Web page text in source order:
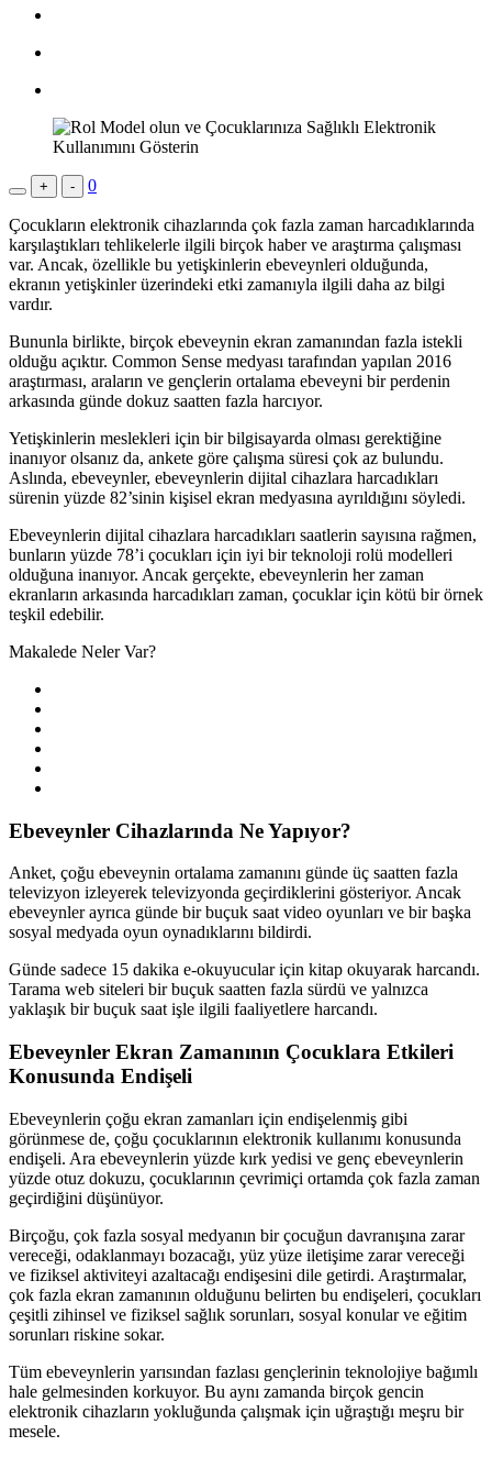
+ - 0
Çocukların elektronik cihazlarında çok fazla zaman harcadıklarında
karşılaştıkları tehlikelerle ilgili birçok haber ve araştırma çalışması
var. Ancak, özellikle bu yetişkinlerin ebeveynleri olduğunda,
ekranın yetişkinler üzerindeki etki zamanıyla ilgili daha az bilgi
vardır.
Bununla birlikte, birçok ebeveynin ekran zamanından fazla istekli
olduğu açıktır. Common Sense medyası tarafından yapılan 2016
araştırması, araların ve gençlerin ortalama ebeveyni bir perdenin
arkasında günde dokuz saatten fazla harcıyor.
Yetişkinlerin meslekleri için bir bilgisayarda olması gerektiğine
inanıyor olsanız da, ankete göre çalışma süresi çok az bulundu.
Aslında, ebeveynler, ebeveynlerin dijital cihazlara harcadıkları
sürenin yüzde 82’sinin kişisel ekran medyasına ayrıldığını söyledi.
Ebeveynlerin dijital cihazlara harcadıkları saatlerin sayısına rağmen,
bunların yüzde 78’i çocukları için iyi bir teknoloji rolü modelleri
olduğuna inanıyor. Ancak gerçekte, ebeveynlerin her zaman
ekranların arkasında harcadıkları zaman, çocuklar için kötü bir örnek
teşkil edebilir.
Makalede Neler Var?
Ebeveynler Cihazlarında Ne Yapıyor?
Anket, çoğu ebeveynin ortalama zamanını günde üç saatten fazla
televizyon izleyerek televizyonda geçirdiklerini gösteriyor. Ancak
ebeveynler ayrıca günde bir buçuk saat video oyunları ve bir başka
sosyal medyada oyun oynadıklarını bildirdi.
Günde sadece 15 dakika e-okuyucular için kitap okuyarak harcandı.
Tarama web siteleri bir buçuk saatten fazla sürdü ve yalnızca
yaklaşık bir buçuk saat işle ilgili faaliyetlere harcandı.
Ebeveynler Ekran Zamanının Çocuklara Etkileri
Konusunda Endişeli
Ebeveynlerin çoğu ekran zamanları için endişelenmiş gibi
görünmese de, çoğu çocuklarının elektronik kullanımı konusunda
endişeli. Ara ebeveynlerin yüzde kırk yedisi ve genç ebeveynlerin
yüzde otuz dokuzu, çocuklarının çevrimiçi ortamda çok fazla zaman
geçirdiğini düşünüyor.
Birçoğu, çok fazla sosyal medyanın bir çocuğun davranışına zarar
vereceği, odaklanmayı bozacağı, yüz yüze iletişime zarar vereceği
ve fiziksel aktiviteyi azaltacağı endişesini dile getirdi. Araştırmalar,
çok fazla ekran zamanının olduğunu belirten bu endişeleri, çocukları
çeşitli zihinsel ve fiziksel sağlık sorunları, sosyal konular ve eğitim
sorunları riskine sokar.
Tüm ebeveynlerin yarısından fazlası gençlerinin teknolojiye bağımlı
hale gelmesinden korkuyor. Bu aynı zamanda birçok gencin
elektronik cihazların yokluğunda çalışmak için uğraştığı meşru bir
mesele.